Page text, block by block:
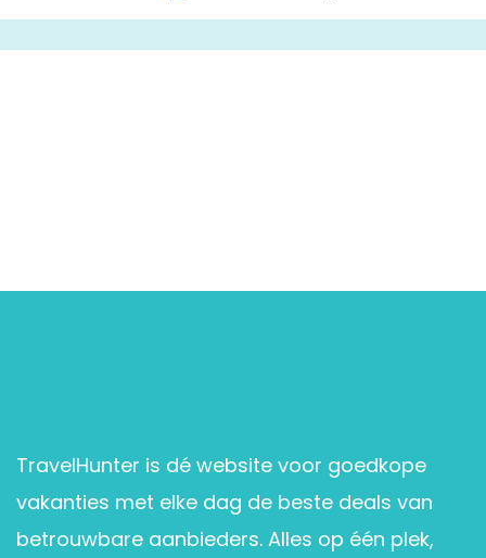
TravelHunter is dé website voor goedkope
vakanties met elke dag de beste deals van
betrouwbare aanbieders. Alles op één plek,